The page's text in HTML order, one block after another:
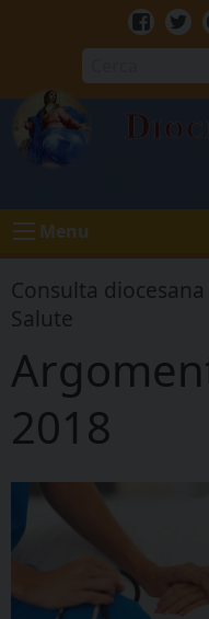
Menu
Consulta
Salute
2018